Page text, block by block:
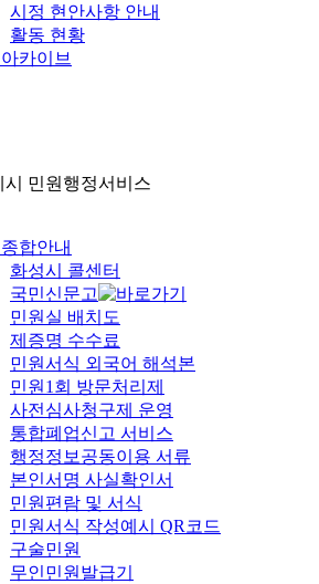
시정 현안사항 안내
활동 현황
카이브
민원행정서비스
합안내
화성시 콜센터
국민신문고
민원실 배치도
제증명 수수료
민원서식 외국어 해석본
민원1회 방문처리제
사전심사청구제 운영
통합폐업신고 서비스
행정정보공동이용 서류
본인서명 사실확인서
민원편람 및 서식
민원서식 작성예시 QR코드
구술민원
무인민원발급기